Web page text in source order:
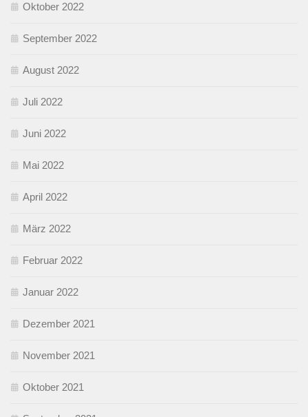
Oktober 2022
September 2022
August 2022
Juli 2022
Juni 2022
Mai 2022
April 2022
März 2022
Februar 2022
Januar 2022
Dezember 2021
November 2021
Oktober 2021